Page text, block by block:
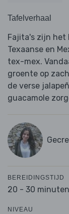
Tafelverhaal
Fajita's zijn het
Texaanse en
tex-mex.
groente op
de verse
guacamole
BEREIDINGSTIJD
20 - 30 minuten
NIVEAU